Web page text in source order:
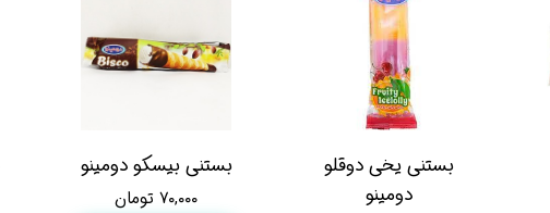
بستنی یخی دوقلو
دومینو
بستنی بیسکو دومینو
۷۰,۰۰۰ تومان